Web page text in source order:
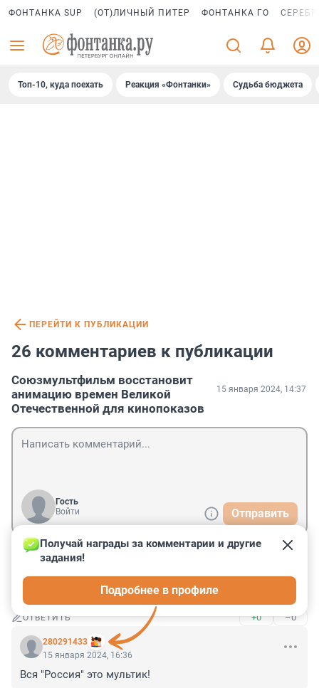
ФОНТАНКА SUP (ОТ)ЛИЧНЫЙ ПИТЕР ФОНТАНКА ГО
Топ-10, куда поехать Реакция «Фонтанки» Судьба бюджета
ПЕРЕЙТИ К ПУБЛИКАЦИИ
26 комментариев к публикации
Союзмультфильм восстановит
анимацию времен Великой
Отечественной для кинопоказов
15 января 2024, 14:37
Гость
Войти
Отправить
Гость
Это очень хорошо.
ОТВЕТИТЬ +0 –0
280291433
Получай награды за комментарии и другие
задания!
Подробнее в профиле
15 января 2024, 16:36
Вся "Россия" это мультик!